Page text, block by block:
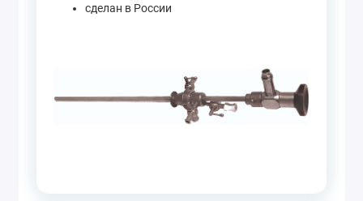
сделан в России